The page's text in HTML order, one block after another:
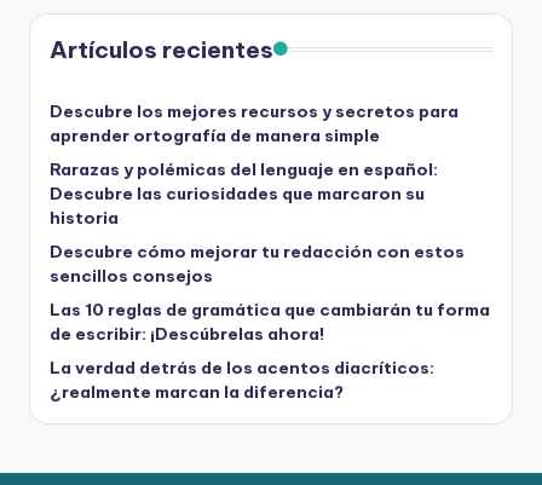
Artículos recientes
Descubre los mejores recursos y secretos para
aprender ortografía de manera simple
Rarazas y polémicas del lenguaje en español:
Descubre las curiosidades que marcaron su
historia
Descubre cómo mejorar tu redacción con estos
sencillos consejos
Las 10 reglas de gramática que cambiarán tu forma
de escribir: ¡Descúbrelas ahora!
La verdad detrás de los acentos diacríticos:
¿realmente marcan la diferencia?